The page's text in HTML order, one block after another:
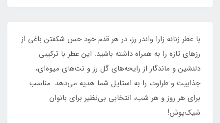
با عطر زنانه زارا واندر رز، در هر قدم خود حس شکفتن باغی از
رزهای تازه را به همراه داشته باشید. این عطر با ترکیبی
دلنشین و ماندگار از رایحه‌های گل رز و نت‌های میوه‌ای،
جذابیت و طراوت را به استایل شما هدیه می‌دهد. مناسب
برای هر روز و هر شب، انتخابی بی‌نظیر برای بانوان
شیک‌پوش!